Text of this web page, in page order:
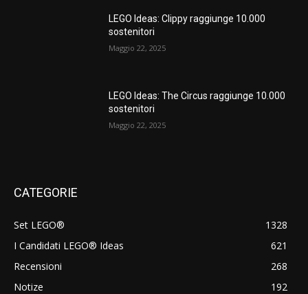
LEGO Ideas: Clippy raggiunge 10.000
sostenitori
Maggio 22, 2025
LEGO Ideas: The Circus raggiunge 10.000
sostenitori
Maggio 22, 2025
CATEGORIE
Set LEGO®
1328
I Candidati LEGO® Ideas
621
Recensioni
268
Notize
192